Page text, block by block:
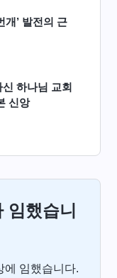
개’ 발전의 근
신 하나님 교회
신앙
임했습니
에 임했습니다.